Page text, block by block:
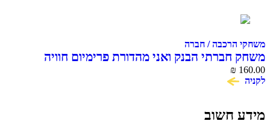
משחקי הרכבה / חברה
משחק חברתי הבנק ואני מהדורת פרימיום חוויה
פיננסית לכל המשפחה
₪ 160.00
לקניה
מידע חשוב